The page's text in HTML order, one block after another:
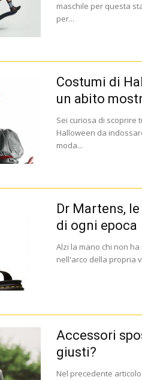
maschile per questa
per...
Costumi di
un abito
Sei curiosa di scoprire
Halloween da
moda...
Dr Martens,
di ogni epoca
Alzi la mano chi non
nell'arco della propria
Accessori
giusti?
Nel precedente